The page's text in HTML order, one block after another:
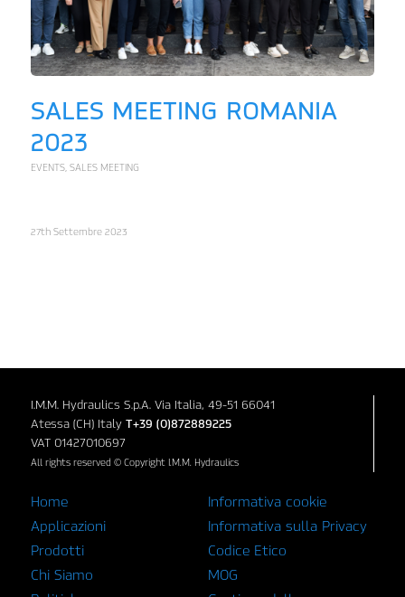
SALES MEETING ROMANIA
2023
EVENTS, SALES MEETING
27th Settembre 2023
I.M.M. Hydraulics S.p.A. Via Italia, 49-51 66041
Atessa (CH) Italy T+39 (0)872889225
VAT 01427010697
All rights reserved © Copyright I.M.M. Hydraulics
Home
Applicazioni
Prodotti
Chi Siamo
Informativa cookie
Informativa sulla Privacy
Codice Etico
MOG